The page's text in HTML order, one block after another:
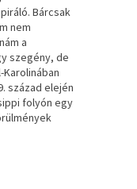
Bárcsak
nem
a
szegény, de
század elején
folyón egy